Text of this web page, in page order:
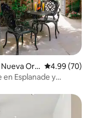
Orl
Calificación
4.99 (70)
Esplanade y